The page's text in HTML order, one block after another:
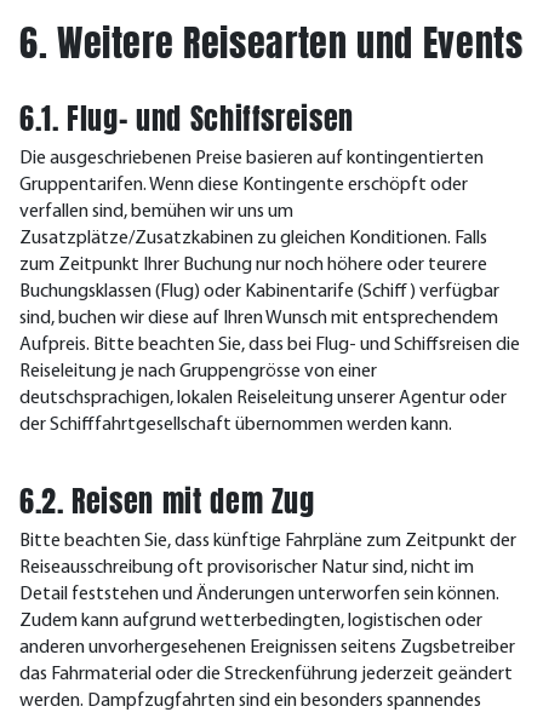
6. Weitere Reisearten und Events
6.1. Flug- und Schiffsreisen
Die ausgeschriebenen Preise basieren auf kontingentierten
Gruppentarifen. Wenn diese Kontingente erschöpft oder
verfallen sind, bemühen wir uns um
Zusatzplätze/Zusatzkabinen zu gleichen Konditionen. Falls
zum Zeitpunkt Ihrer Buchung nur noch höhere oder teurere
Buchungsklassen (Flug) oder Kabinentarife (Schiff) verfügbar
sind, buchen wir diese auf Ihren Wunsch mit entsprechendem
Aufpreis. Bitte beachten Sie, dass bei Flug- und Schiffsreisen die
Reiseleitung je nach Gruppengrösse von einer
deutschsprachigen, lokalen Reiseleitung unserer Agentur oder
der Schifffahrtgesellschaft übernommen werden kann.
6.2. Reisen mit dem Zug
Bitte beachten Sie, dass künftige Fahrpläne zum Zeitpunkt der
Reiseausschreibung oft provisorischer Natur sind, nicht im
Detail feststehen und Änderungen unterworfen sein können.
Zudem kann aufgrund wetterbedingten, logistischen oder
anderen unvorhergesehenen Ereignissen seitens Zugsbetreiber
das Fahrmaterial oder die Streckenführung jederzeit geändert
werden. Dampfzugfahrten sind ein besonders spannendes